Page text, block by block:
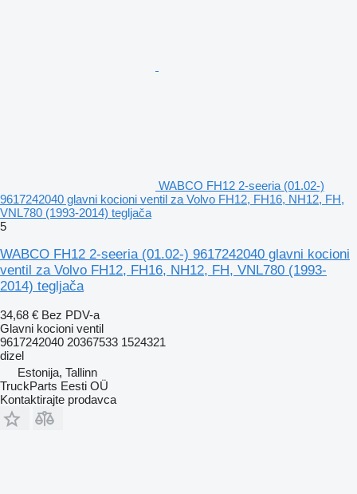
WABCO FH12 2-seeria (01.02-)
9617242040 glavni kocioni ventil za Volvo FH12, FH16, NH12, FH,
VNL780 (1993-2014) tegljača
5
WABCO FH12 2-seeria (01.02-) 9617242040 glavni kocioni
ventil za Volvo FH12, FH16, NH12, FH, VNL780 (1993-
2014) tegljača
34,68 € Bez PDV-a
Glavni kocioni ventil
9617242040 20367533 1524321
dizel
Estonija, Tallinn
TruckParts Eesti OÜ
Kontaktirajte prodavca